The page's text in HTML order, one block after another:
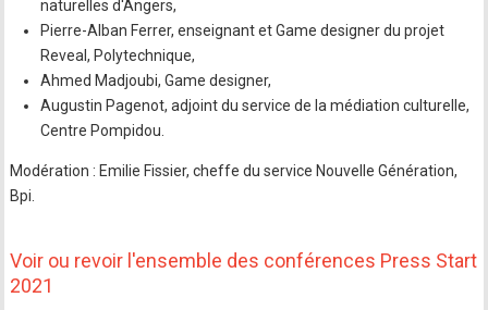
naturelles d'Angers,
Pierre-Alban Ferrer, enseignant et Game designer du projet
Reveal, Polytechnique,
Ahmed Madjoubi, Game designer,
Augustin Pagenot, adjoint du service de la médiation culturelle,
Centre Pompidou.
Modération : Emilie Fissier, cheffe du service Nouvelle Génération,
Bpi.
Voir ou revoir l'ensemble des conférences Press Start
2021